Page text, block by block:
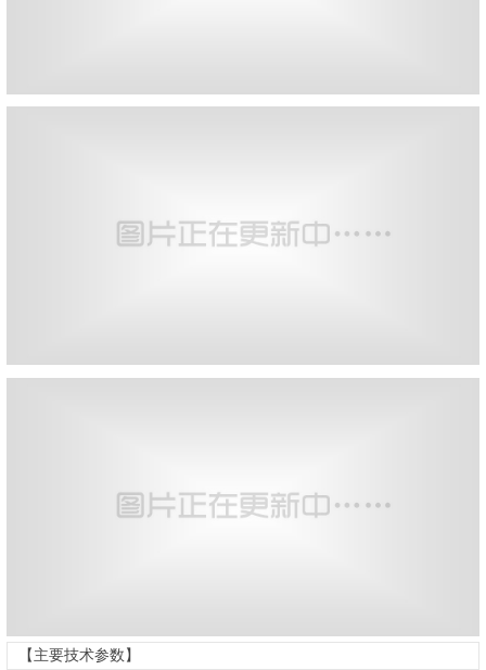
【主要技术参数】